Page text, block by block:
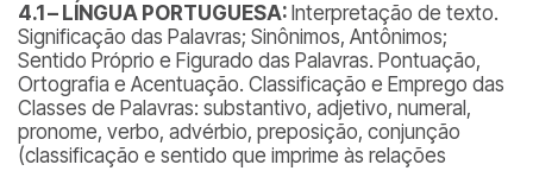
4.1 – LÍNGUA PORTUGUESA: Interpretação de texto.
Significação das Palavras; Sinônimos, Antônimos;
Sentido Próprio e Figurado das Palavras. Pontuação,
Ortografia e Acentuação. Classificação e Emprego das
Classes de Palavras: substantivo, adjetivo, numeral,
pronome, verbo, advérbio, preposição, conjunção
(classificação e sentido que imprime às relações